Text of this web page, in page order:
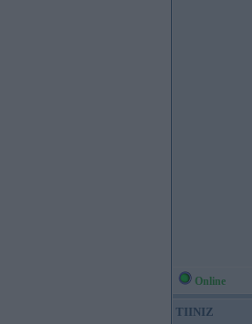
Online
TIINIZ